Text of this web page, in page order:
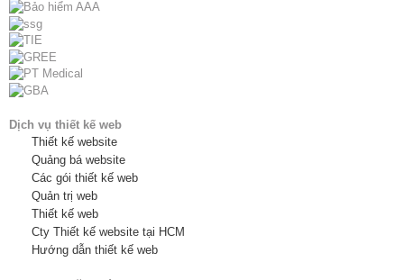
Dịch vụ thiết kế web
Thiết kế website
Quảng bá website
Các gói thiết kế web
Quản trị web
Thiết kế web
Cty Thiết kế website tại HCM
Hướng dẫn thiết kế web